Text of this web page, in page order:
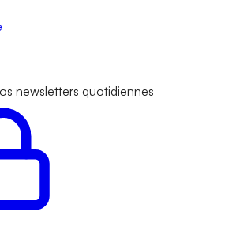
newsletters quotidiennes